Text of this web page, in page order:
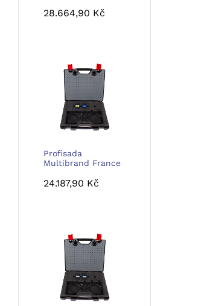
28.664,90 Kč
Profisada
Multibrand France
24.187,90 Kč